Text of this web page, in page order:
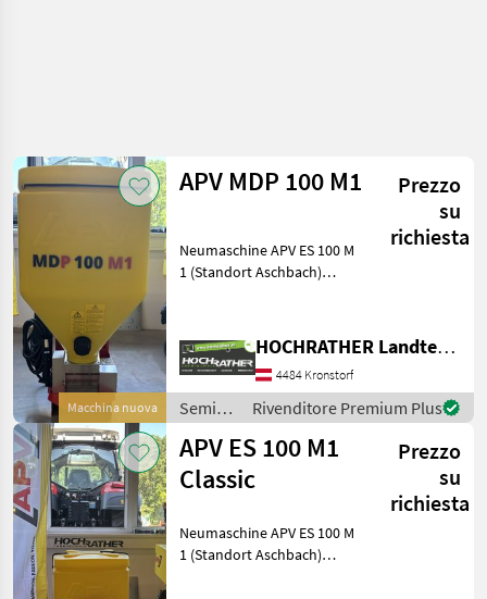
Macchina nuova
APV MDP 100 M1
Prezzo
su
richiesta
Neumaschine APV ES 100 M
1 (Standort Aschbach)
Dosiereinheit, Rahmen und
Gebläse • Oberlenkeranbau
und Kontrapla
HOCHRATHER Landtechnik GmbH
4484 Kronstorf
Semina
e cura /
APV
Rivenditore Premium Plus
APV ES 100 M1
Classic
Prezzo
su
richiesta
Neumaschine APV ES 100 M
1 (Standort Aschbach)